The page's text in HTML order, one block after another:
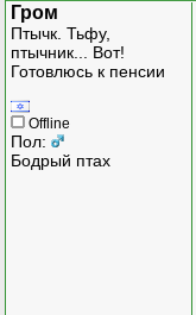
Гром
Птычк. Тьфу,
птычник... Вот!
Готовлюсь к пенсии
Offline
Пол:
Бодрый птах